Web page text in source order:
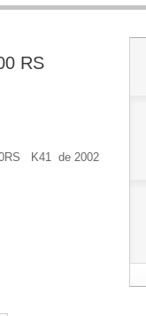
RS
K41 de 2002